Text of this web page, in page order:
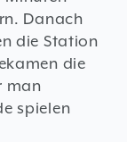
Danach
die Station
die
man
spielen